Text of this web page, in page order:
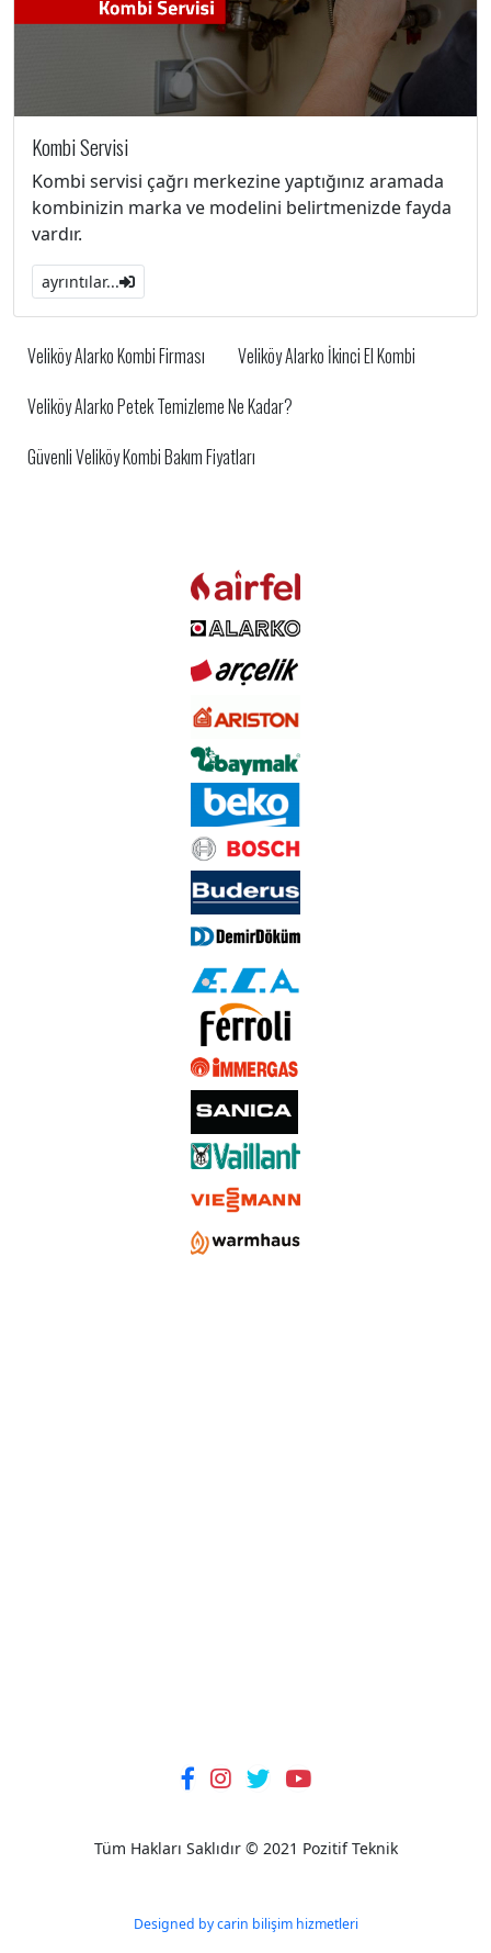
Kombi Servisi
Kombi servisi çağrı merkezine yaptığınız aramada
kombinizin marka ve modelini belirtmenizde fayda
vardır.
ayrıntılar...
Veliköy Alarko Kombi Firması
Veliköy Alarko İkinci El Kombi
Veliköy Alarko Petek Temizleme Ne Kadar?
Güvenli Veliköy Kombi Bakım Fiyatları
Tüm Hakları Saklıdır © 2021 Pozitif Teknik
Designed by carin bilişim hizmetleri